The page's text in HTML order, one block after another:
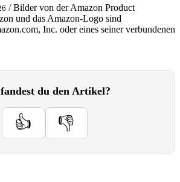
/ Bilder von der Amazon Product
und das Amazon-Logo sind
Inc. oder eines seiner verbundenen
du den Artikel?
👍 👎